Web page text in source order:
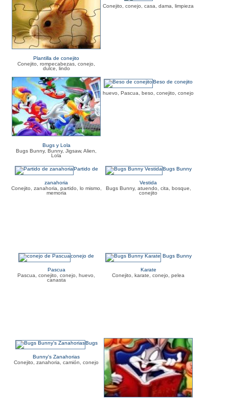
Plantilla de conejito
Conejito, rompecabezas, conejo,
dulce, lindo
Conejito, conejo, casa, dama, limpieza
Bugs y Lola
Bugs Bunny, Bunny, Jigsaw, Alien,
Lola
Beso de conejito
huevo, Pascua, beso, conejito, conejo
Partido de
zanahoria
Conejito, zanahoria, partido, lo mismo,
memoria
Bugs Bunny
Vestida
Bugs Bunny, atuendo, cita, bosque,
conejito
conejo de
Pascua
Pascua, conejito, conejo, huevo,
canasta
Bugs Bunny
Karate
Conejito, karate, conejo, pelea
Bugs
Bunny's Zanahorias
Conejito, zanahoria, camión, conejo